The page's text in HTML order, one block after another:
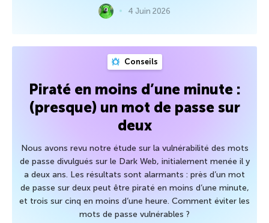
4 Juin 2026
Conseils
Piraté en moins d’une minute :
(presque) un mot de passe sur
deux
Nous avons revu notre étude sur la vulnérabilité des mots
de passe divulgués sur le Dark Web, initialement menée il y
a deux ans. Les résultats sont alarmants : près d’un mot
de passe sur deux peut être piraté en moins d’une minute,
et trois sur cinq en moins d’une heure. Comment éviter les
mots de passe vulnérables ?